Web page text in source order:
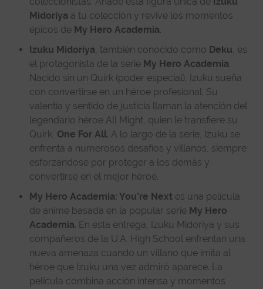
Midoriya a tu colección y revive los momentos
épicos de My Hero Academia.
Izuku Midoriya, también conocido como Deku, es
el protagonista de la serie My Hero Academia.
Nacido sin un Quirk (poder especial), Izuku sueña
con convertirse en un héroe profesional. Su
valentía y sentido de justicia llaman la atención del
legendario héroe All Might, quien le transfiere su
Quirk, One For All. A lo largo de la serie, Izuku se
enfrenta a numerosos desafíos y villanos, siempre
esforzándose por proteger a los demás y
convertirse en el mejor héroe.
My Hero Academia: You’re Next es una película
de anime basada en la popular serie My Hero
Academia. En esta entrega, Izuku Midoriya y sus
compañeros de la U.A. High School enfrentan una
nueva amenaza cuando un villano que imita al
héroe que Izuku una vez admiró aparece. La
película combina acción intensa y momentos